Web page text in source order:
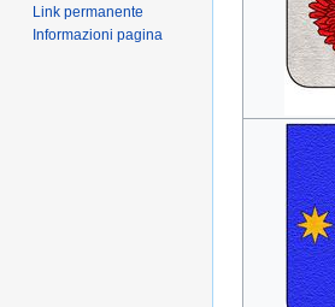
Link permanente
Informazioni pagina